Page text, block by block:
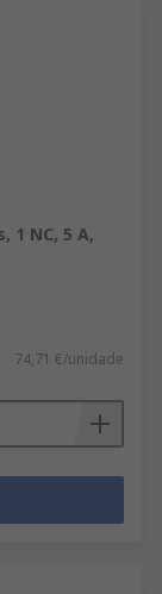
1 NC, 5 A,
74,71 €/unidade